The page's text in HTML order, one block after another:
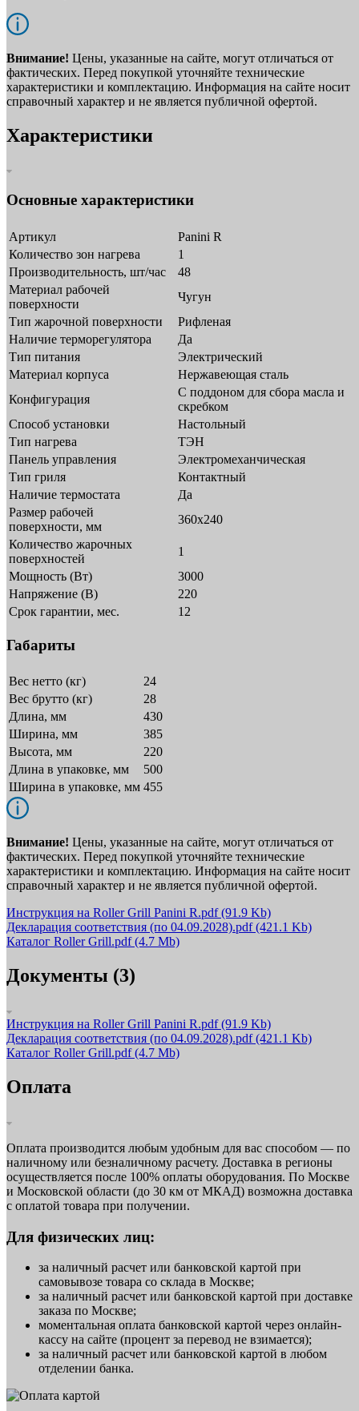
Внимание! Цены, указанные на сайте, могут отличаться от
фактических. Перед покупкой уточняйте технические
характеристики и комплектацию. Информация на сайте носит
справочный характер и не является публичной офертой.
Характеристики
Основные характеристики
Артикул
Panini R
Количество зон нагрева
1
Производительность, шт/час
48
Материал рабочей
поверхности
Чугун
Тип жарочной поверхности
Рифленая
Наличие терморегулятора
Да
Тип питания
Электрический
Материал корпуса
Нержавеющая сталь
Конфигурация
С поддоном для сбора масла и
скребком
Способ установки
Настольный
Тип нагрева
ТЭН
Панель управления
Электромеханчическая
Тип гриля
Контактный
Наличие термостата
Да
Размер рабочей
поверхности, мм
360х240
Количество жарочных
поверхностей
1
Мощность (Вт)
3000
Напряжение (В)
220
Срок гарантии, мес.
12
Габариты
Вес нетто (кг)
24
Вес брутто (кг)
28
Длина, мм
430
Ширина, мм
385
Высота, мм
220
Длина в упаковке, мм
500
Ширина в упаковке, мм 455
Внимание! Цены, указанные на сайте, могут отличаться от
фактических. Перед покупкой уточняйте технические
характеристики и комплектацию. Информация на сайте носит
справочный характер и не является публичной офертой.
Инструкция на Roller Grill Panini R.pdf(91.9 Kb)
Декларация соответствия (по 04.09.2028).pdf(421.1 Kb)
Каталог Roller Grill.pdf(4.7 Mb)
Документы (3)
Инструкция на Roller Grill Panini R.pdf(91.9 Kb)
Декларация соответствия (по 04.09.2028).pdf(421.1 Kb)
Каталог Roller Grill.pdf(4.7 Mb)
Оплата
Оплата производится любым удобным для вас способом — по
наличному или безналичному расчету. Доставка в регионы
осуществляется после 100% оплаты оборудования. По Москве
и Московской области (до 30 км от МКАД) возможна доставка
с оплатой товара при получении.
Для физических лиц:
за наличный расчет или банковской картой при
самовывозе товара со склада в Москве;
за наличный расчет или банковской картой при доставке
заказа по Москве;
моментальная оплата банковской картой через онлайн-
кассу на сайте (процент за перевод не взимается);
за наличный расчет или банковской картой в любом
отделении банка.